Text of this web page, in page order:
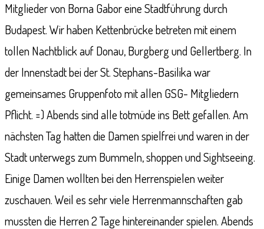
Mitglieder von Borna Gabor eine Stadtführung durch
Budapest. Wir haben Kettenbrücke betreten mit einem
tollen Nachtblick auf Donau, Burgberg und Gellertberg. In
der Innenstadt bei der St. Stephans-Basilika war
gemeinsames Gruppenfoto mit allen GSG- Mitgliedern
Pflicht. =) Abends sind alle totmüde ins Bett gefallen. Am
nächsten Tag hatten die Damen spielfrei und waren in der
Stadt unterwegs zum Bummeln, shoppen und Sightseeing.
Einige Damen wollten bei den Herrenspielen weiter
zuschauen. Weil es sehr viele Herrenmannschaften gab
mussten die Herren 2 Tage hintereinander spielen. Abends